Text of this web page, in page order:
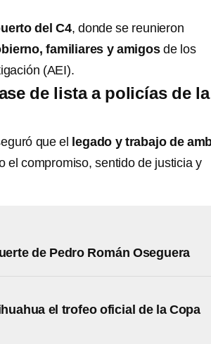
del C4, donde se reunieron
familiares y amigosde los
(AEI).
de lista a policías de la
que el
legado y trabajo de
el compromiso, sentido de justicia y
de Pedro Román Oseguera
el trofeo oficial de la Copa